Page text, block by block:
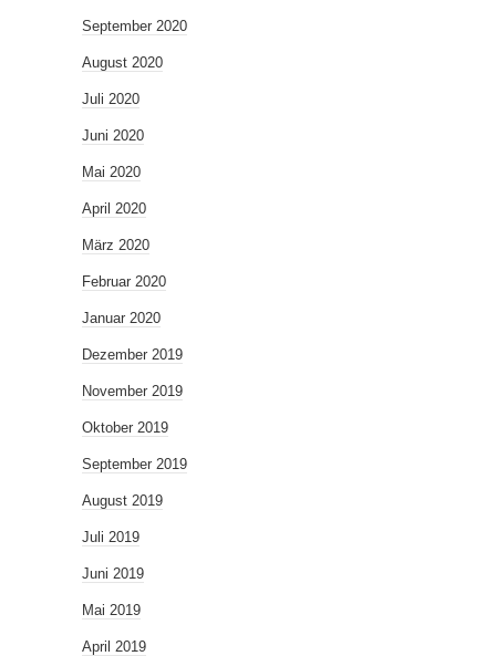
September 2020
August 2020
Juli 2020
Juni 2020
Mai 2020
April 2020
März 2020
Februar 2020
Januar 2020
Dezember 2019
November 2019
Oktober 2019
September 2019
August 2019
Juli 2019
Juni 2019
Mai 2019
April 2019